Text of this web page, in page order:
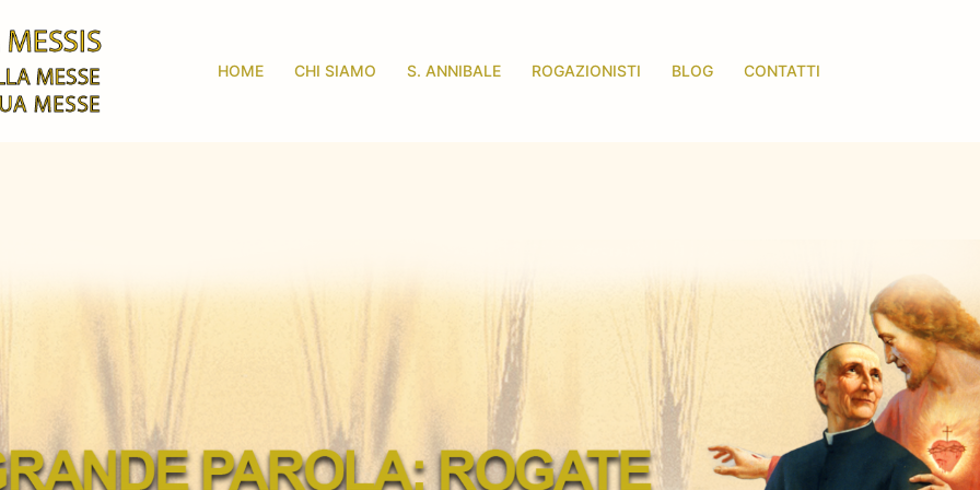
HOME CHI SIAMO S. ANNIBALE ROGAZIONISTI BLOG CONTATTI